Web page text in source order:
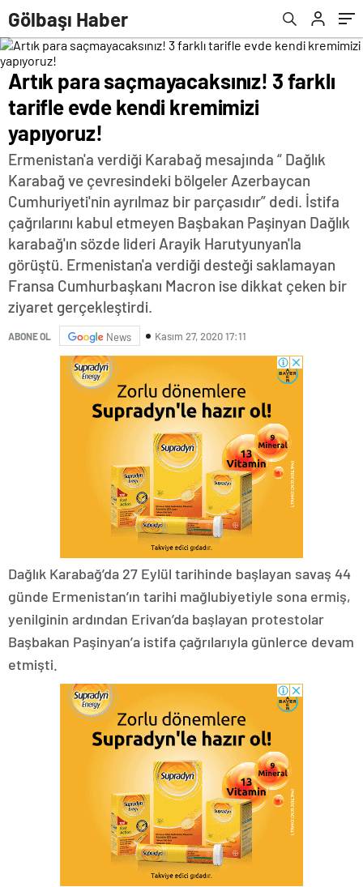
Gölbaşı Haber
Artık para saçmayacaksınız! 3 farklı
tarifle evde kendi kremimizi
yapıyoruz!
Ermenistan'a verdiği Karabağ mesajında “ Dağlık
Karabağ ve çevresindeki bölgeler Azerbaycan
Cumhuriyeti'nin ayrılmaz bir parçasıdır” dedi. İstifa
çağrılarını kabul etmeyen Başbakan Paşinyan Dağlık
karabağ'ın sözde lideri Arayik Harutyunyan'la
görüştü. Ermenistan'a verdiği desteği saklamayan
Fransa Cumhurbaşkanı Macron ise dikkat çeken bir
ziyaret gerçekleştirdi.
ABONE OL News Kasım 27, 2020 17:11
Dağlık Karabağ’da 27 Eylül tarihinde başlayan savaş 44
günde Ermenistan’ın tarihi mağlubiyetiyle sona ermiş,
yenilginin ardından Erivan’da başlayan protestolar
Başbakan Paşinyan’a istifa çağrılarıyla günlerce devam
etmişti.